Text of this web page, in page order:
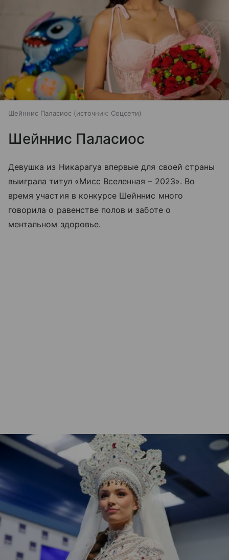
Шейннис Паласиос источник: Соцсети
Шейннис Паласиос
Девушка из Никарагуа впервые для своей страны
выиграла титул «Мисс Вселенная – 2023». Во
время участия в конкурсе Шейннис много
говорила о равенстве полов и заботе о
ментальном здоровье.